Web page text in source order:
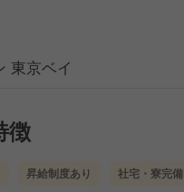
東京ベイ
徴
昇給制度あり 社宅・寮完備